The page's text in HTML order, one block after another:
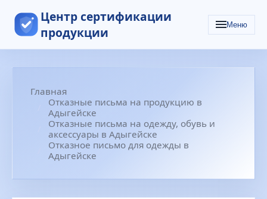
Центр сертификации
продукции
Меню
Главная
Отказные письма на продукцию в
Адыгейске
Отказные письма на одежду, обувь и
аксессуары в Адыгейске
Отказное письмо для одежды в
Адыгейске